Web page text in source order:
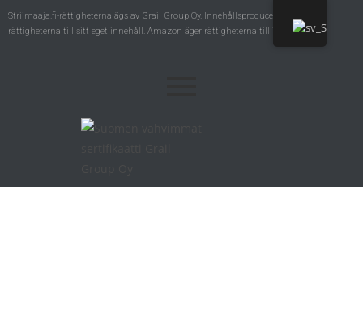
Striimaaja.fi-rättigheterna ägs av Grail Group Oy. Innehållsproducenter äger
rättigheterna till sitt eget innehåll. Amazon äger rättigheterna till Twitch.